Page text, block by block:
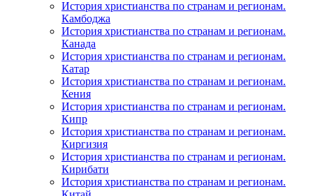
История христианства по странам и регионам.
Камбоджа
История христианства по странам и регионам.
Канада
История христианства по странам и регионам.
Катар
История христианства по странам и регионам.
Кения
История христианства по странам и регионам.
Кипр
История христианства по странам и регионам.
Киргизия
История христианства по странам и регионам.
Кирибати
История христианства по странам и регионам.